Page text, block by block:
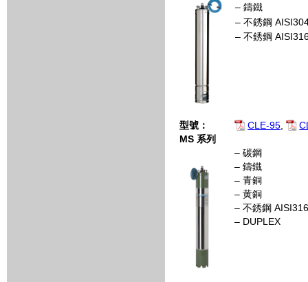
– 鑄鐵
– 不銹鋼
– 不銹鋼
型號： CLE-95 ,
MS 系列
– 碳鋼
– 鑄鐵
– 青銅
– 黄銅
– 不銹鋼 AISI316
– DUPLEX